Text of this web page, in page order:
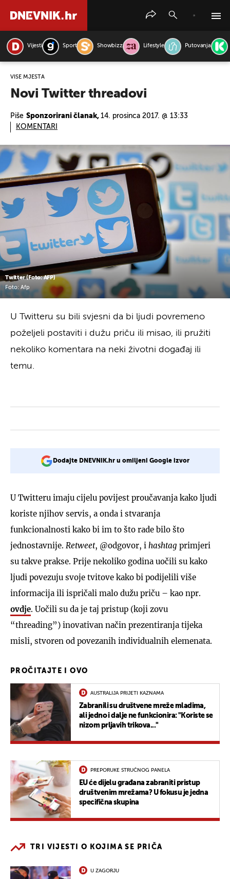
Vijesti Sport Showbizz Lifestyle Putovanja
VIŠE MJESTA
Novi Twitter threadovi
Piše Sponzorirani članak, 14. prosinca 2017. @ 13:33
KOMENTARI
Twitter (Foto: AFP)
Foto: Afp
U Twitteru su bili svjesni da bi ljudi povremeno
poželjeli postaviti i dužu priču ili misao, ili pružiti
nekoliko komentara na neki životni događaj ili
temu.
Dodajte DNEVNIK.hr u omiljeni Google izvor
U Twitteru imaju cijelu povijest proučavanja kako ljudi
koriste njihov servis, a onda i stvaranja
funkcionalnosti kako bi im to što rade bilo što
jednostavnije. Retweet, @odgovor, i hashtag primjeri
su takve prakse. Prije nekoliko godina uočili su kako
ljudi povezuju svoje tvitove kako bi podijelili više
informacija ili ispričali malo dužu priču – kao npr.
ovdje. Uočili su da je taj pristup (koji zovu
“threading”) inovativan način prezentiranja tijeka
misli, stvoren od povezanih individualnih elemenata.
PROČITAJTE I OVO
AUSTRALIJA PRIJETI KAZNAMA
Zabranili su društvene mreže mladima,
ali jedno i dalje ne funkcionira: "Koriste se
nizom prljavih trikova..."
PREPORUKE STRUČNOG PANELA
EU će dijelu građana zabraniti pristup
društvenim mrežama? U fokusu je jedna
specifična skupina
TRI VIJESTI O KOJIMA SE PRIČA
U ZAGORJU
PRETRAŽITE VIJESTI